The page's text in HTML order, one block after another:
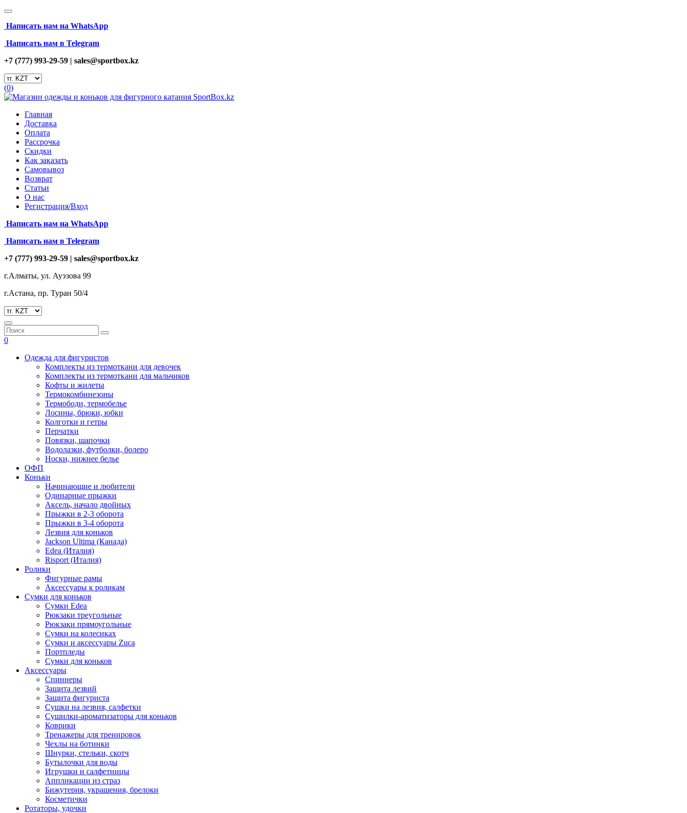
Написать нам на WhatsApp
Написать нам в Telegram
+7 (777) 993-29-59 | sales@sportbox.kz
(0)
Главная
Доставка
Оплата
Рассрочка
Скидки
Как заказать
Самовывоз
Возврат
Статьи
О нас
Регистрация/Вход
Написать нам на WhatsApp
Написать нам в Telegram
+7 (777) 993-29-59 | sales@sportbox.kz
г.Алматы, ул. Ауэзова 99
г.Астана, пр. Туран 50/4
0
Одежда для фигуристов
Комплекты из термоткани для девочек
Комплекты из термоткани для мальчиков
Кофты и жилеты
Термокомбинезоны
Термободи, термобелье
Лосины, брюки, юбки
Колготки и гетры
Перчатки
Повязки, шапочки
Водолазки, футболки, болеро
Носки, нижнее белье
ОФП
Коньки
Начинающие и любители
Одинарные прыжки
Аксель, начало двойных
Прыжки в 2-3 оборота
Прыжки в 3-4 оборота
Лезвия для коньков
Jackson Ultima (Канада)
Edea (Италия)
Risport (Италия)
Ролики
Фигурные рамы
Аксессуары к роликам
Сумки для коньков
Сумки Edea
Рюкзаки треугольные
Рюкзаки прямоугольные
Сумки на колесиках
Сумки и аксессуары Zuca
Портпледы
Сумки для коньков
Аксессуары
Спиннеры
Защита лезвий
Защита фигуриста
Сушки на лезвия, салфетки
Сушилки-ароматизаторы для коньков
Коврики
Тренажеры для тренировок
Чехлы на ботинки
Шнурки, стельки, скотч
Бутылочки для воды
Игрушки и салфетницы
Аппликации из страз
Бижутерия, украшения, брелоки
Косметички
Ротаторы, удочки